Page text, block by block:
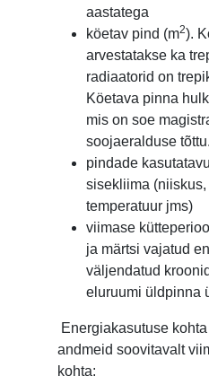
aastatega
köetav pind (m2).
arvestatakse ka
radiaatorid on
Köetava pinna
mis on soe
soojaeralduse tõttu.
pindade
sisekliima
temperatuur jms)
viimase
ja märtsi vajatud
väljendatud
eluruumi üldpinna
Energiakasutuse
andmeid soovitavalt
kohta: